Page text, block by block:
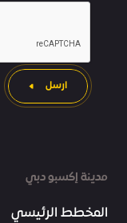
مدينة إكسبو دبي
المخطط الرئيسي
ارسل